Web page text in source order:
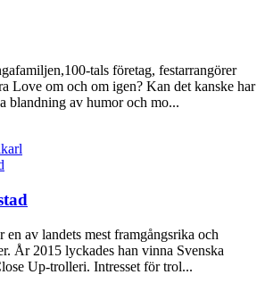
tals företag, festarrangörer
Love om och om igen? Kan det kanske har
blandning av humor och mo...
av landets mest framgångsrika och
År 2015 lyckades han vinna Svenska
Up-trolleri. Intresset för trol...